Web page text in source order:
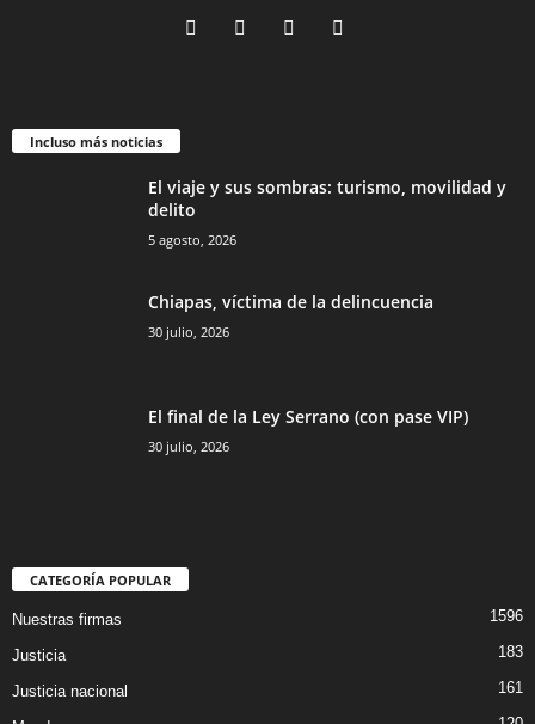
Incluso más noticias
El viaje y sus sombras: turismo, movilidad y
delito
5 agosto, 2026
Chiapas, víctima de la delincuencia
30 julio, 2026
El final de la Ley Serrano (con pase VIP)
30 julio, 2026
CATEGORÍA POPULAR
Nuestras firmas 1596
Justicia 183
Justicia nacional 161